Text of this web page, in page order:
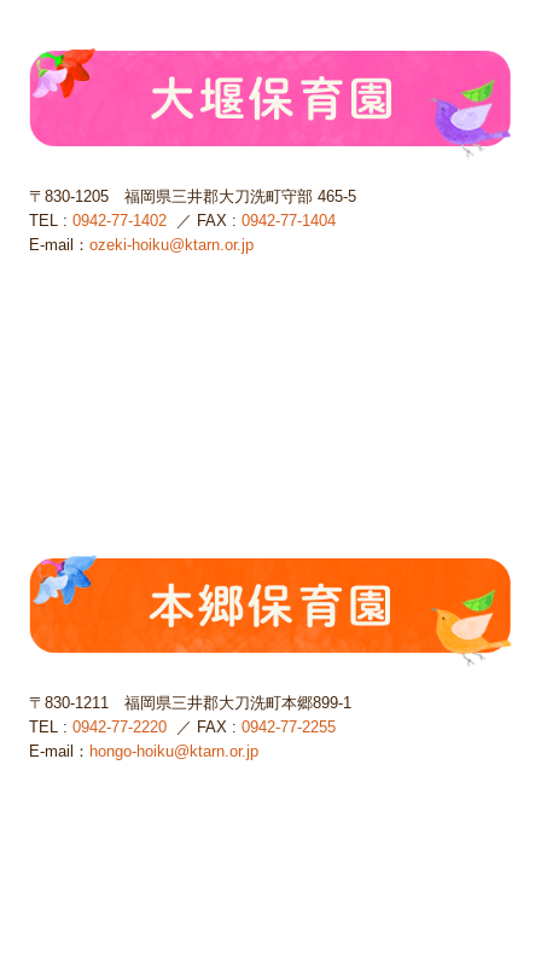
〒830-1205
福岡県三井郡大刀洗町守部 465-5
TEL :0942-77-1402 ／ FAX :0942-77-1404
E-mail：ozeki-hoiku@ktarn.or.jp
〒830-1211
福岡県三井郡大刀洗町本郷899-1
TEL :0942-77-2220 ／ FAX :0942-77-2255
E-mail： hongo-hoiku@ktarn.or.jp